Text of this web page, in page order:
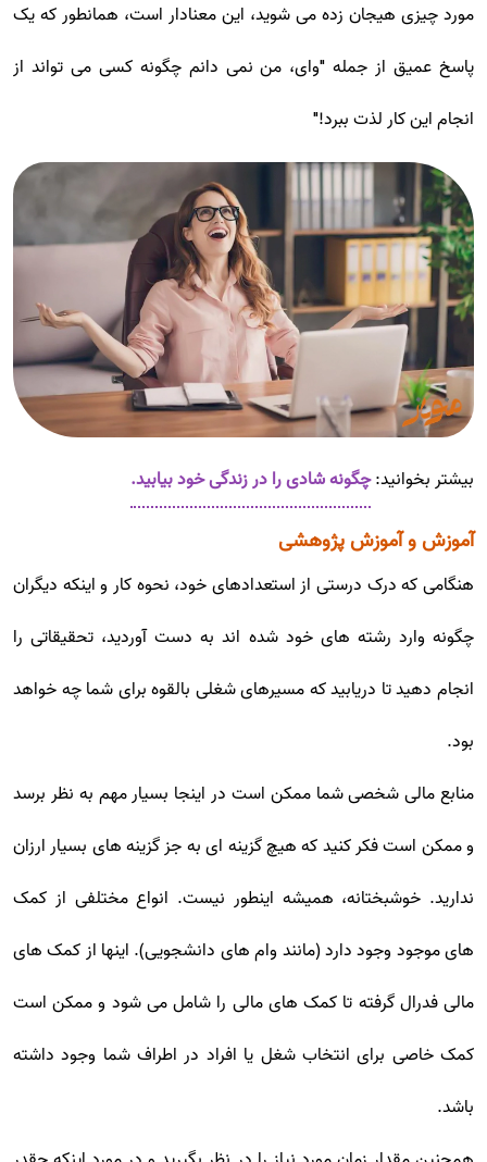
مورد چیزی هیجان زده می شوید، این معنادار است، همانطور که یک
پاسخ عمیق از جمله "وای، من نمی دانم چگونه کسی می تواند از
انجام این کار لذت ببرد!"
بیشتر بخوانید:چگونه شادی را در زندگی خود بیابید.
آموزش و آموزش پژوهشی
هنگامی که درک درستی از استعدادهای خود، نحوه کار و اینکه دیگران
چگونه وارد رشته های خود شده اند به دست آوردید، تحقیقاتی را
انجام دهید تا دریابید که مسیرهای شغلی بالقوه برای شما چه خواهد
بود.
منابع مالی شخصی شما ممکن است در اینجا بسیار مهم به نظر برسد
و ممکن است فکر کنید که هیچ گزینه ای به جز گزینه های بسیار ارزان
ندارید. خوشبختانه، همیشه اینطور نیست. انواع مختلفی از کمک
های موجود وجود دارد (مانند وام های دانشجویی). اینها از کمک های
مالی فدرال گرفته تا کمک های مالی را شامل می شود و ممکن است
کمک خاصی برای انتخاب شغل یا افراد در اطراف شما وجود داشته
باشد.